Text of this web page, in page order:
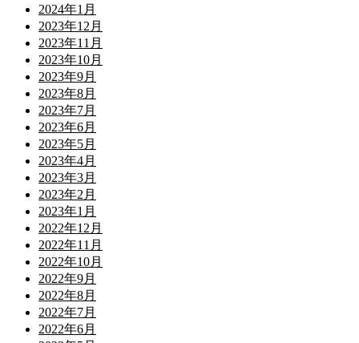
2024年1月
2023年12月
2023年11月
2023年10月
2023年9月
2023年8月
2023年7月
2023年6月
2023年5月
2023年4月
2023年3月
2023年2月
2023年1月
2022年12月
2022年11月
2022年10月
2022年9月
2022年8月
2022年7月
2022年6月